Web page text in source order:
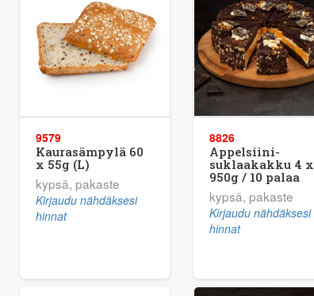
9579
Kaurasämpylä 60
x 55g (L)
kypsä, pakaste
Kirjaudu nähdäksesi
hinnat
8826
Appelsiini-
suklaakakku 4 x
950g / 10 palaa
kypsä, pakaste
Kirjaudu nähdäksesi
hinnat